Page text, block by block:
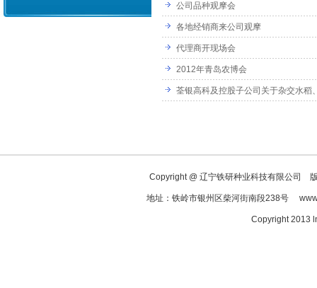
公司品种观摩会
各地经销商来公司观摩
代理商开现场会
2012年青岛农博会
Copyright @ 辽宁铁研种业科技有限公司
地址：铁岭市银州区柴河街南段238号
Copyright 2013